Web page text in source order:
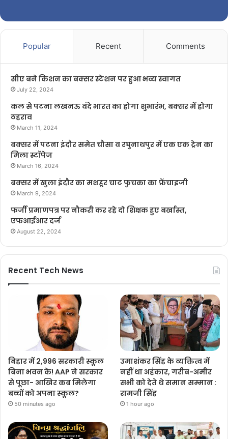
Popular Recent Comments
सीए बने किशन का बक्सर स्टेशन पर हुआ भव्य स्वागत
July 22, 2024
कल से पटना लखनऊ वंदे भारत का होगा शुभारंभ, बक्सर में होगा
ठहराव
March 11, 2024
बक्सर में पटना इंदौर समेत चौसा व रघुनाथपुर में एक एक ट्रेन का
मिला स्टॉपेज
March 16, 2024
बक्सर में खुला इंदौर का मशहूर चाट फुचका का फ्रेंचाइजी
March 9, 2024
फर्जी प्रमाणपत्र पर नौकरी कर रहे दो शिक्षक हुए बर्खास्त,
एफआईआर दर्ज
August 22, 2024
Recent Tech News
बिहार में 2,996 सरकारी स्कूल
बिना भवन के! AAP ने सरकार
से पूछा- आखिर कब मिलेगा
बच्चों को अपना स्कूल?
50 minutes ago
उमाशंकर सिंह के व्यक्तित्व में
नहीं था अहंकार, गरीब-अमीर
सभी को देते थे समान सम्मान :
रामजी सिंह
1 hour ago